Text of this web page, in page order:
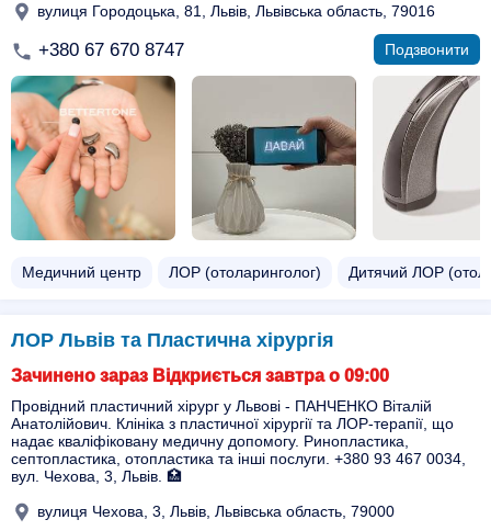
вулиця Городоцька, 81, Львів, Львівська область, 79016
+380 67 670 8747 Подзвонити
Медичний центр ЛОР (отоларинголог) Дитячий ЛОР
ЛОР Львів та Пластична хірургія
Зачинено зараз Відкриється завтра о 09:00
Провідний пластичний хірург у Львові - ПАНЧЕНКО Віталій
Анатолійович. Клініка з пластичної хірургії та ЛОР-терапії, що
надає кваліфіковану медичну допомогу. Ринопластика,
септопластика, отопластика та інші послуги. +380 93 467 0034,
вул. Чехова, 3, Львів. 🏥
вулиця Чехова, 3, Львів, Львівська область, 79000